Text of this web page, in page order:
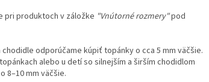
pri produktoch v záložke "Vnútorné rozmery"pod
odporúčame kúpiť topánky o cca 5 mm väčšie.
alebo u detí so silnejším a širším chodidlom
8–10 mm väčšie.